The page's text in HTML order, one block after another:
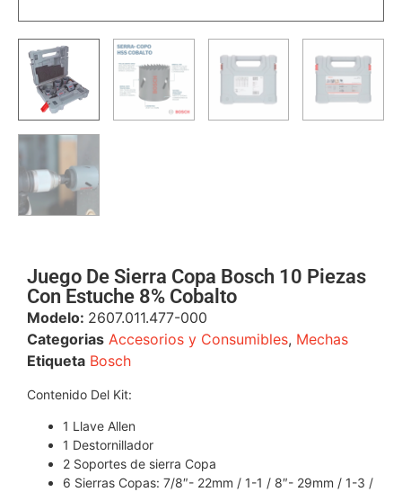
Juego De Sierra Copa Bosch 10 Piezas
Con Estuche 8% Cobalto
Modelo: 2607.011.477-000
Categorias Accesorios y Consumibles, Mechas
Etiqueta Bosch
Contenido Del Kit:
1 Llave Allen
1 Destornillador
2 Soportes de sierra Copa
6 Sierras Copas: 7/8″- 22mm / 1-1 / 8″- 29mm / 1-3 /